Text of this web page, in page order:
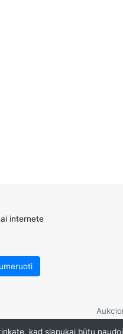
internete
kad slapukai būtų